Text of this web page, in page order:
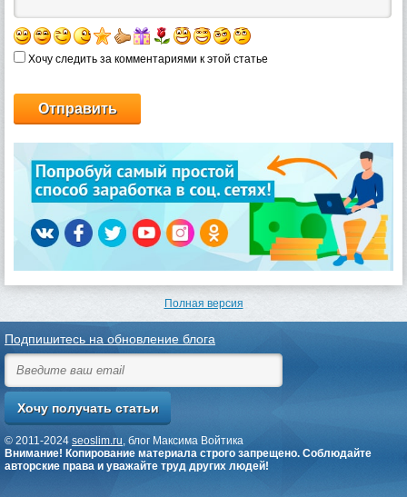
Хочу следить за комментариями к этой статье
Полная версия
Подпишитесь на обновление блога
© 2011-2024 seoslim.ru, блог Максима Войтика
Внимание! Копирование материала строго запрещено. Соблюдайте
авторские права и уважайте труд других людей!